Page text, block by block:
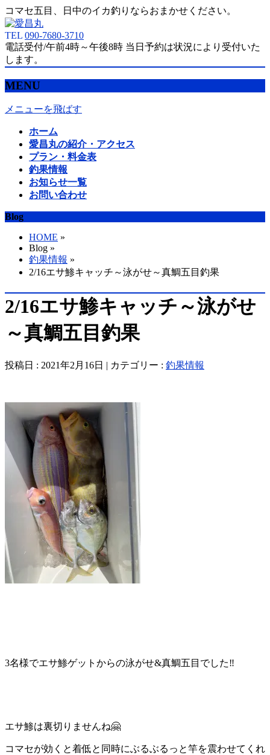
コマセ五目、日中のイカ釣りならおまかせください。
TEL 090-7680-3710
電話受付/午前4時～午後8時 当日予約は状況により受付いた
します。
MENU
メニューを飛ばす
ホーム
愛昌丸の紹介・アクセス
プラン・料金表
釣果情報
お知らせ一覧
お問い合わせ
Blog
HOME »
Blog »
釣果情報 »
2/16エサ鯵キャッチ～泳がせ～真鯛五目釣果
2/16エサ鯵キャッチ～泳がせ
～真鯛五目釣果
投稿日 : 2021年2月16日 | カテゴリー : 釣果情報
3名様でエサ鯵ゲットからの泳がせ&真鯛五目でした‼️
エサ鯵は裏切りませんね🤗
コマセが効くと着低と同時にぶるぶるっと竿を震わせてくれ